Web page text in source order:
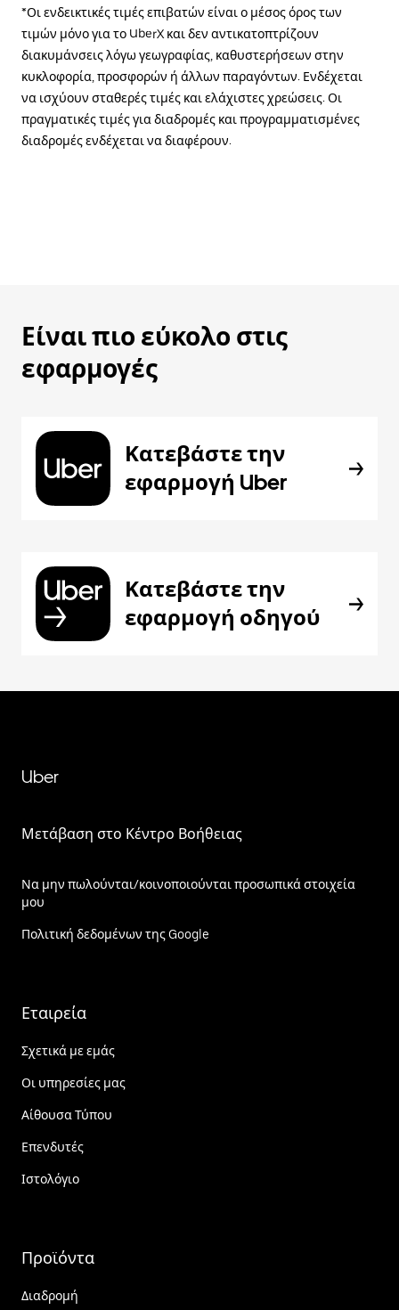
*Οι ενδεικτικές τιμές επιβατών είναι ο μέσος όρος των
τιμών μόνο για το UberX και δεν αντικατοπτρίζουν
διακυμάνσεις λόγω γεωγραφίας, καθυστερήσεων στην
κυκλοφορία, προσφορών ή άλλων παραγόντων. Ενδέχεται
να ισχύουν σταθερές τιμές και ελάχιστες χρεώσεις. Οι
πραγματικές τιμές για διαδρομές και προγραμματισμένες
διαδρομές ενδέχεται να διαφέρουν.
Είναι πιο εύκολο στις
εφαρμογές
Κατεβάστε την
εφαρμογή Uber
Κατεβάστε την
εφαρμογή οδηγού
Uber
Μετάβαση στο Κέντρο Βοήθειας
Να μην πωλούνται/κοινοποιούνται προσωπικά στοιχεία
μου
Πολιτική δεδομένων της Google
Εταιρεία
Σχετικά με εμάς
Οι υπηρεσίες μας
Αίθουσα Τύπου
Επενδυτές
Ιστολόγιο
Προϊόντα
Διαδρομή